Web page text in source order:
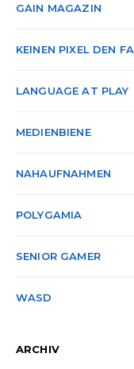
GAIN MAGAZIN
KEINEN PIXEL DEN
LANGUAGE AT PLAY
MEDIENBIENE
NAHAUFNAHMEN
POLYGAMIA
SENIOR GAMER
WASD
ARCHIV